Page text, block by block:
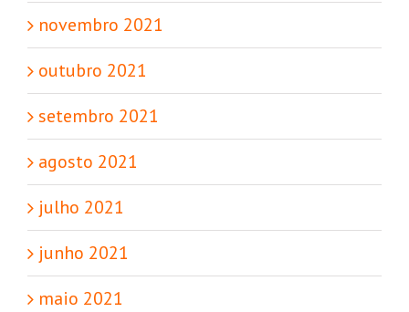
novembro 2021
outubro 2021
setembro 2021
agosto 2021
julho 2021
junho 2021
maio 2021